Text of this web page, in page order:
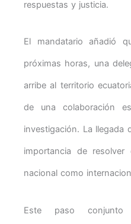
respuestas y justicia.
El mandatario añadió
próximas horas, una
arribe al territorio
de una colaboración
investigación. La llegada
importancia de
nacional como
Este paso conjunto